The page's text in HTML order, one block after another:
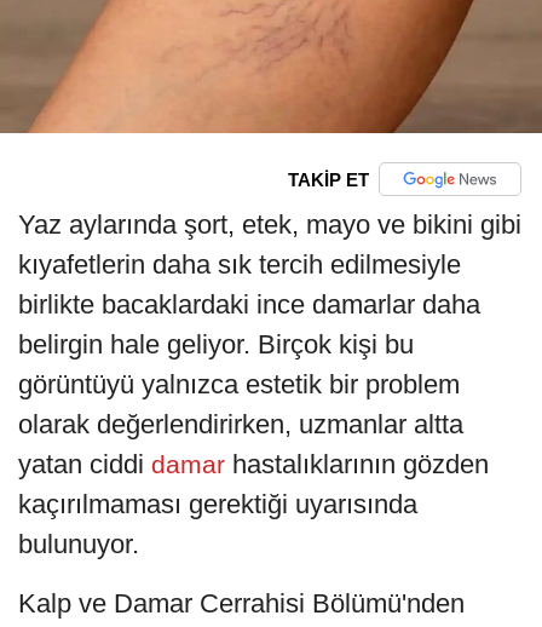
TAKİP ET
Yaz aylarında şort, etek, mayo ve bikini gibi
kıyafetlerin daha sık tercih edilmesiyle
birlikte bacaklardaki ince damarlar daha
belirgin hale geliyor. Birçok kişi bu
görüntüyü yalnızca estetik bir problem
olarak değerlendirirken, uzmanlar altta
yatan ciddi damar hastalıklarının gözden
kaçırılmaması gerektiği uyarısında
bulunuyor.
Kalp ve Damar Cerrahisi Bölümü'nden